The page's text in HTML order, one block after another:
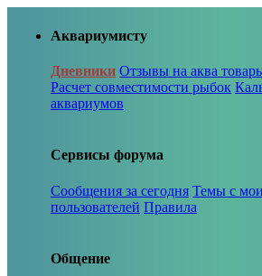
Аквариумисту
Дневники Отзывы на аква
Расчет совместимости рыбок
аквариумов
Сервисы форума
Сообщения за сегодня Темы с
пользователей Правила
Общение